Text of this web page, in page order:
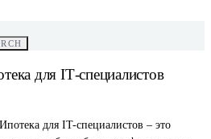
для IT-специалистов
для IT-специалистов – это